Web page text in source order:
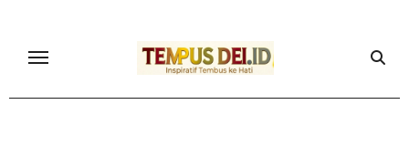
content